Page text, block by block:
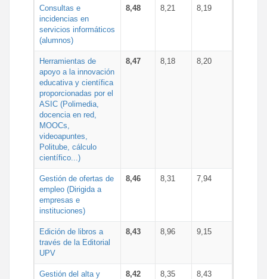
Consultas e
incidencias en
servicios informáticos
(alumnos)
8,48 8,21 8,19
Herramientas de
apoyo a la innovación
educativa y científica
proporcionadas por el
ASIC (Polimedia,
docencia en red,
MOOCs,
videoapuntes,
Politube, cálculo
científico...)
8,47 8,18 8,20
Gestión de ofertas de
empleo (Dirigida a
empresas e
instituciones)
8,46 8,31 7,94
Edición de libros a
través de la Editorial
UPV
8,43 8,96 9,15
Gestión del alta y
8,42 8,35 8,43